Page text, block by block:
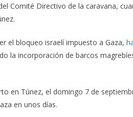
Comité Directivo de la caravana,
el bloqueo israelí impuesto a Gaza,
la incorporación de barcos
en Túnez, el domingo 7 de
en unos días.